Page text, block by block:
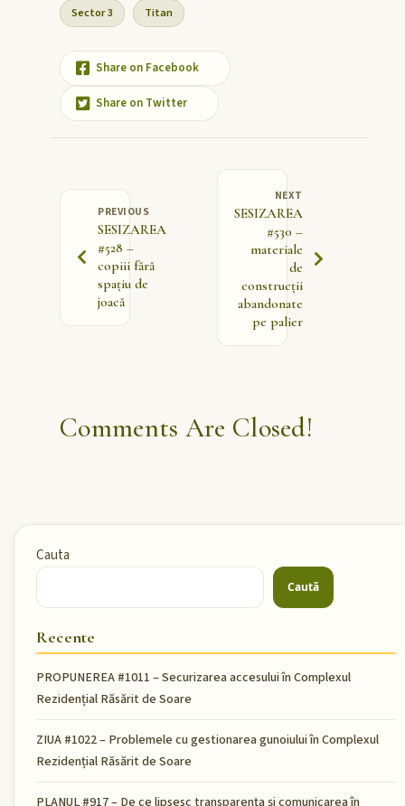
Sector 3 Titan
Share on Facebook
Share on Twitter
PREVIOUS
SESIZAREA
#528 –
copiii fără
spațiu de
joacă
NEXT
SESIZAREA
#530 –
materiale
de
construcții
abandonate
pe palier
Comments Are Closed!
Cauta
Caută
Recente
PROPUNEREA #1011 – Securizarea accesului în Complexul
Rezidențial Răsărit de Soare
ZIUA #1022 – Problemele cu gestionarea gunoiului în Complexul
Rezidențial Răsărit de Soare
PLANUL #917 – De ce lipsesc transparența și comunicarea în